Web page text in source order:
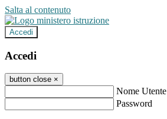
Salta al contenuto
Accedi
Accedi
button close ×
Nome Utente
Password